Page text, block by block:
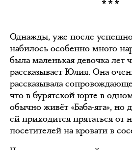
***
Однажды, уже после
набилось особенно много
была маленькая девочка лет
рассказывает Юлия. Она
рассказывала
что в бурятской юрте в
обычно живёт «Баба-яга», но
ей приходится прятаться от
посетителей на кровати в